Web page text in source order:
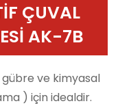
ÇUVAL
AK-7B
ve kimyasal
) için idealdir.